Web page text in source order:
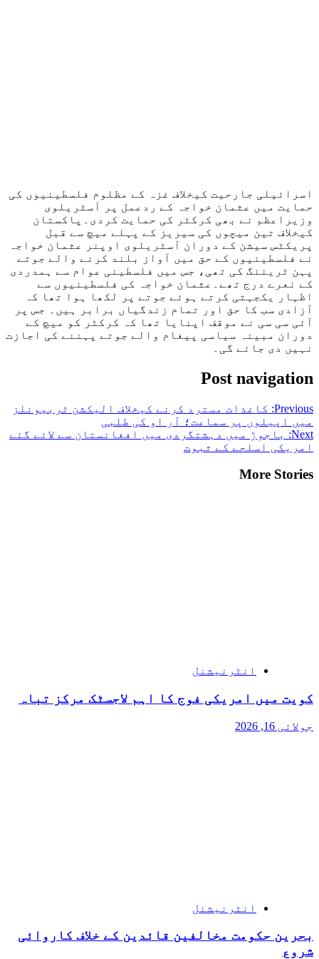
اسرائیلی جارحیت کیخلاف غزہ کے مظلوم فلسطینیوں کی
حمایت میں عثمان خواجہ کے ردعمل پر آسٹریلوی
وزیراعظم نے بھی کرکٹر کی حمایت کردی۔پاکستان
کیخلاف تین میچوں کی سیریز کے پہلے میچ سے قبل
پریکٹس سیشن کے دوران آسٹریلوی اوپنر عثمان خواجہ
نے فلسطینیوں کے حق میں آواز بلند کرنے والے جوتے
پہن ٹریننگ کی تھی، جس میں فلسطینی عوام سے ہمدردی
کے نعرے درج تھے۔عثمان خواجہ کی فلسطینیوں سے
اظہار یکجہتی کرتے ہوئے جوتے پر لکھا ہوا تھا کہ
آزادی سب کا حق اور تمام زندگیاں برابر ہیں۔ جس پر
آئی سی سی نے موقف اپنایا تھا کہ کرکٹر کو میچ کے
دوران مبینہ سیاسی پیغام والے جوتے پہننے کی اجازت
نہیں دی جائے گی۔
Post navigation
Previous: کاغذات مسترد کرنے کیخلاف الیکشن ٹربیونلز
میں اپیلوں پر سماعت؛ آر او کی طلبی
Next:
باجوڑ میں دہشتگردی میں افغانستان سے لائے گئے
امریکی اسلحے کے ثبوت
More Stories
انٹرنیشنل
کویت میں امریکی فوج کا اہم لاجسٹک مرکز تباہ
جولائی 16, 2026
انٹرنیشنل
بحرین حکومت مخالفین قائدین کے خلاف کاروائی
شروع